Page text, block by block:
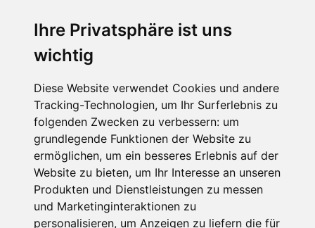
Ihre Privatsphäre ist uns
wichtig
Diese Website verwendet Cookies und andere
Tracking-Technologien, um Ihr Surferlebnis zu
folgenden Zwecken zu verbessern: um
grundlegende Funktionen der Website zu
ermöglichen, um ein besseres Erlebnis auf der
Website zu bieten, um Ihr Interesse an unseren
Produkten und Dienstleistungen zu messen
und Marketinginteraktionen zu
personalisieren, um Anzeigen zu liefern die für
Wellness
SCHNEEHÖHEN SKI APP
Die Schneehoehen Ski APP für iOS und Android - Ein
Muss für alle Wintersportler und Schneefreaks!